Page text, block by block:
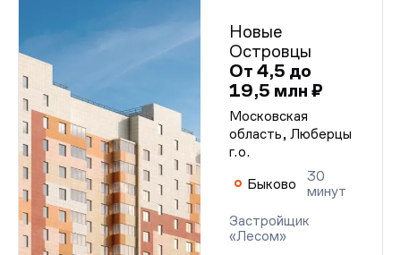
Новые
Островцы
От 4,5 до
19,5 млн ₽
Московская
область, Люберцы
г.о.
Быково
30
минут
Застройщик
«Лесом»